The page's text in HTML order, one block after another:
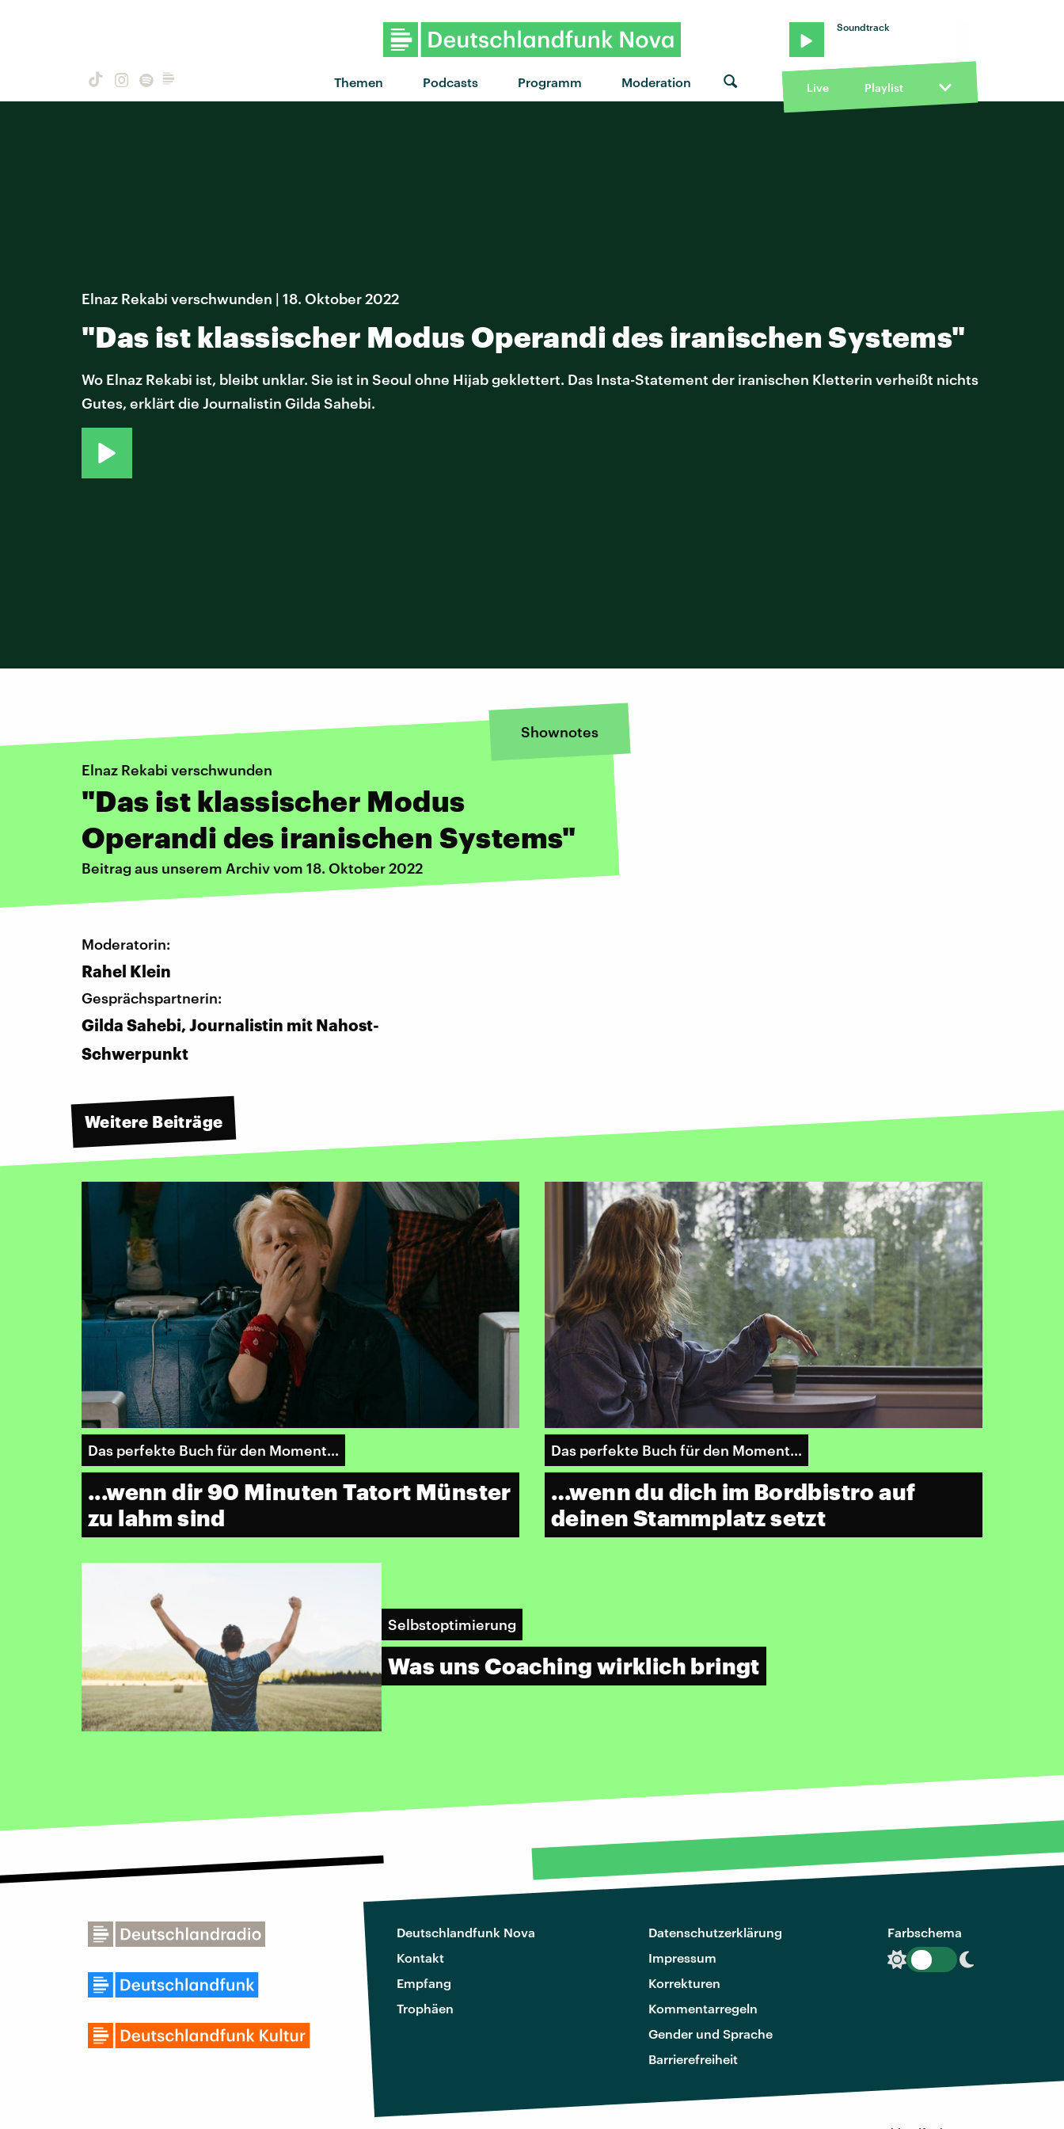
Themen Podcasts Programm Moderation
Soundtrack
Live Playlist
Elnaz Rekabi verschwunden | 18. Oktober 2022
"Das ist klassischer Modus Operandi des iranischen Systems"
Wo Elnaz Rekabi ist, bleibt unklar. Sie ist in Seoul ohne Hijab geklettert. Das Insta-Statement der iranischen Kletterin verheißt nichts
Gutes, erklärt die Journalistin Gilda Sahebi.
Shownotes
Elnaz Rekabi verschwunden
"Das ist klassischer Modus
Operandi des iranischen Systems"
Beitrag aus unserem Archiv vom 18. Oktober 2022
Moderatorin:
Rahel Klein
Gesprächspartnerin:
Gilda Sahebi, Journalistin mit Nahost-
Schwerpunkt
Weitere Beiträge
Das perfekte Buch für den Moment…
...wenn dir 90 Minuten Tatort Münster
zu lahm sind
Das perfekte Buch für den Moment...
…wenn du dich im Bordbistro auf
deinen Stammplatz setzt
Selbstoptimierung
Was uns Coaching wirklich bringt
Deutschlandfunk Nova
Kontakt
Empfang
Trophäen
Datenschutzerklärung
Impressum
Korrekturen
Kommentarregeln
Gender und Sprache
Barrierefreiheit
Farbschema